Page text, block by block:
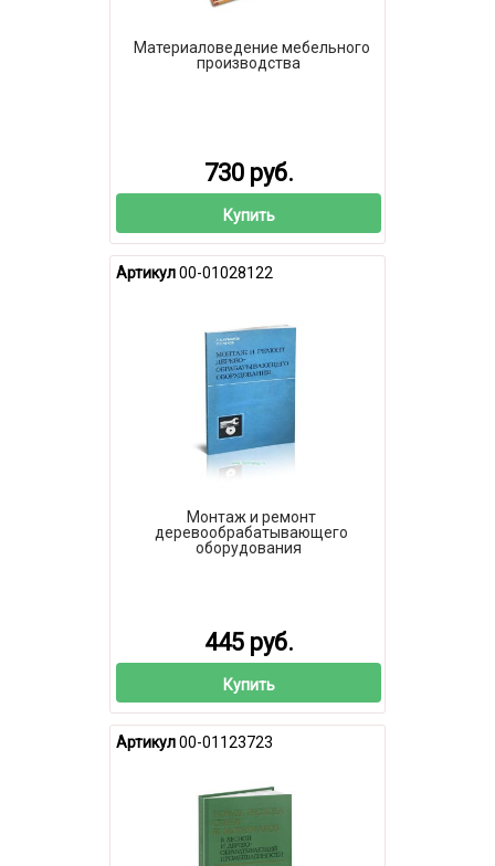
Материаловедение мебельного
производства
730 руб.
Купить
Артикул00-01028122
Монтаж и ремонт
деревообрабатывающего
оборудования
445 руб.
Купить
Артикул00-01123723